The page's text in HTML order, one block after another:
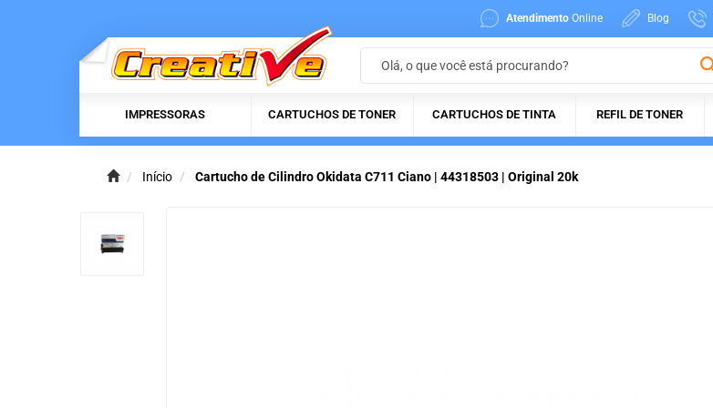
Atendimento Online Blog
IMPRESSORAS CARTUCHOS DE TONER CARTUCHOS DE TINTA REFIL DE TONER
Início Cartucho de Cilindro Okidata C711 Ciano | 44318503 | Original 20k